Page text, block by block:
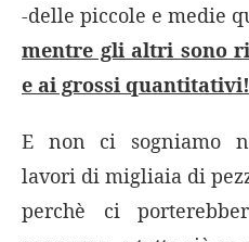
-delle piccole e medie
mentre gli altri sono
e ai grossi quantitativi!
E non ci sogniamo
lavori di migliaia di
perchè ci